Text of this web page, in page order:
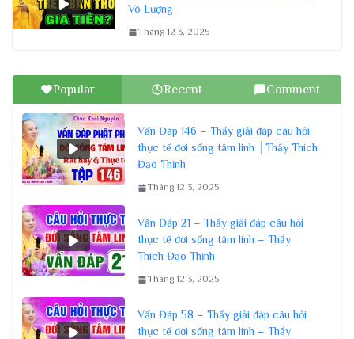
Vô Lượng
Tháng 12 3, 2025
Popular Recent Comment
Vấn Đáp 146 – Thầy giải đáp câu hỏi
thực tế đời sống tâm linh │Thầy Thích
Đạo Thịnh
Tháng 12 3, 2025
Vấn Đáp 21 – Thầy giải đáp câu hỏi
thực tế đời sống tâm linh – Thầy
Thích Đạo Thịnh
Tháng 12 3, 2025
Vấn Đáp 58 – Thầy giải đáp câu hỏi
thực tế đời sống tâm linh – Thầy